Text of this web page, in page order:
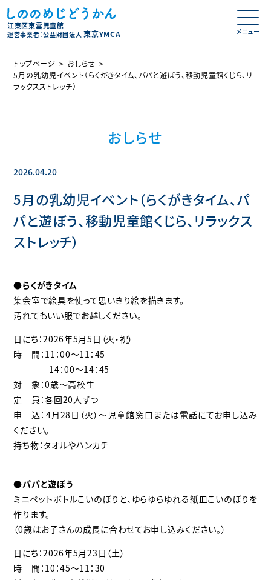
江東区東雲児童館
運営事業者：公益財団法人東京YMCA
トップページ
おしらせ
5月の乳幼児イベント（らくがきタイム、パパと遊ぼう、移動児童館くじら、リ
ラックスストレッチ）
おしらせ
2026.04.20
5月の乳幼児イベント（らくがきタイム、パ
パと遊ぼう、移動児童館くじら、リラックス
ストレッチ）
●らくがきタイム
集会室で絵具を使って思いきり絵を描きます。
汚れてもいい服でお越しください。
日にち：2026年5月5日（火・祝）
時 間：11：00～11：45
14：00～14：45
対 象：0歳～高校生
定 員：各回20人ずつ
申 込：4月28日（火）～児童館窓口または電話にてお申し込み
ください。
持ち物：タオルやハンカチ
●パパと遊ぼう
ミニペットボトルこいのぼりと、ゆらゆらゆれる紙皿こいのぼりを
作ります。
（0歳はお子さんの成長に合わせてお申し込みください。）
日にち：2026年5月23日（土）
時 間：10：45～11：30